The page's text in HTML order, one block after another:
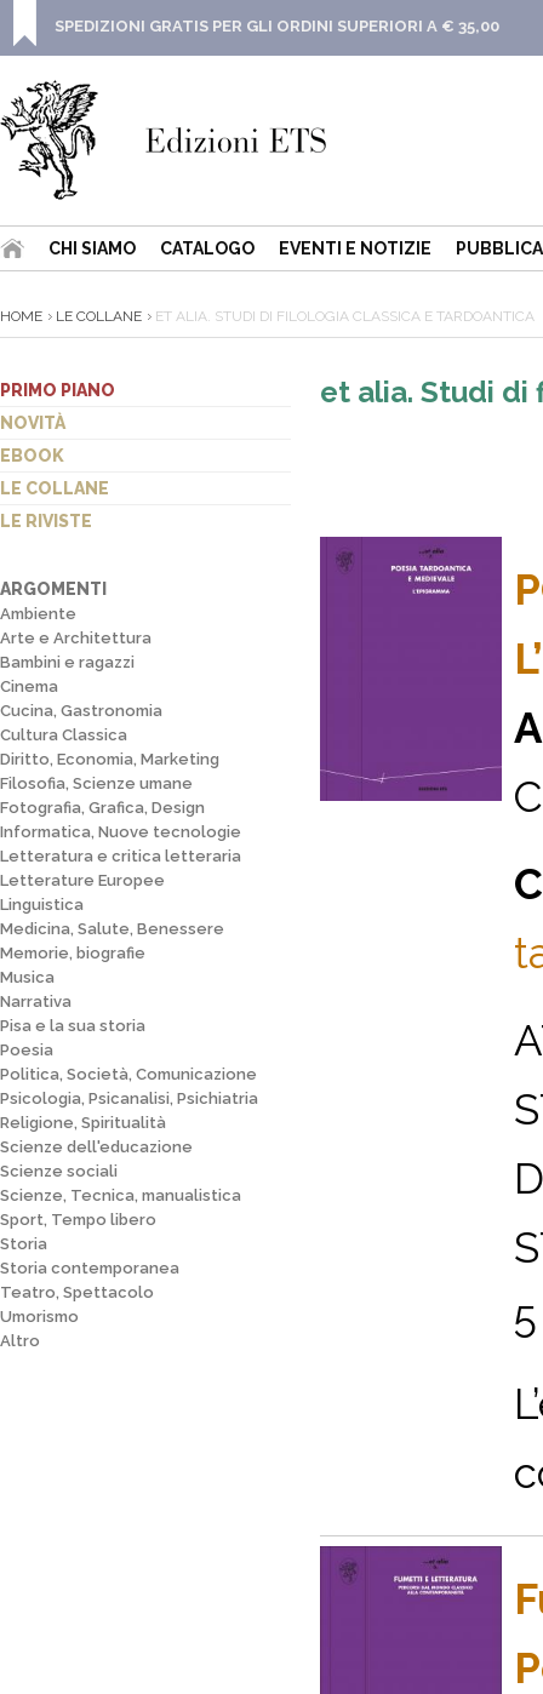
SPEDIZIONI GRATIS PER GLI ORDINI SUPERIORI A € 35,00
CHI SIAMO CATALOGO EVENTI E NOTIZIE
HOME LE COLLANE ET ALIA. STUDI DI FILOLOGIA CLASSICA E TARDOANTICA
PRIMO PIANO
NOVITÀ
EBOOK
LE COLLANE
LE RIVISTE
ARGOMENTI
Ambiente
Arte e Architettura
Bambini e ragazzi
Cinema
Cucina, Gastronomia
Cultura Classica
Diritto, Economia, Marketing
Filosofia, Scienze umane
Fotografia, Grafica, Design
Informatica, Nuove tecnologie
Letteratura e critica letteraria
Letterature Europee
Linguistica
Medicina, Salute, Benessere
Memorie, biografie
Musica
Narrativa
Pisa e la sua storia
Poesia
Politica, Società, Comunicazione
Psicologia, Psicanalisi, Psichiatria
Religione, Spiritualità
Scienze dell'educazione
Scienze sociali
Scienze, Tecnica, manualistica
Sport, Tempo libero
Storia
Storia contemporanea
Teatro, Spettacolo
Umorismo
Altro
et alia. Studi di